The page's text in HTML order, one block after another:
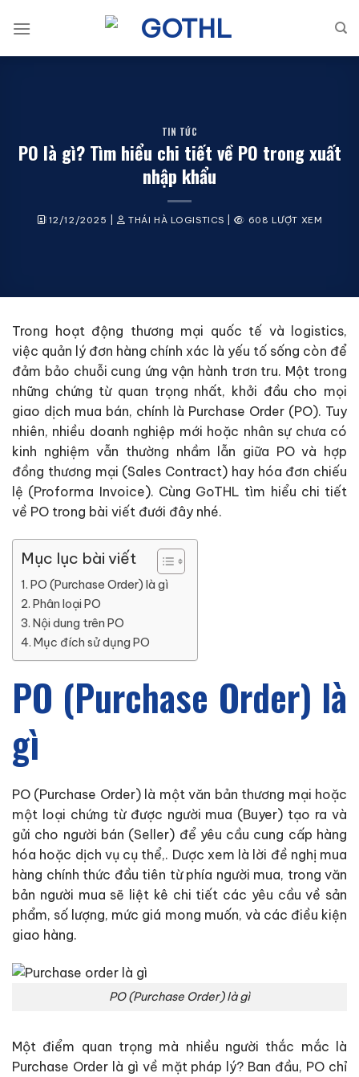
qua
TIN TỨC
PO là gì? Tìm hiểu chi tiết về PO trong xuất
nhập khẩu
12/12/2025 | THÁI HÀ LOGISTICS | 608 LƯỢT XEM
Trong hoạt động thương mại quốc tế và logistics,
việc quản lý đơn hàng chính xác là yếu tố sống còn để
đảm bảo chuỗi cung ứng vận hành trơn tru. Một trong
những chứng từ quan trọng nhất, khởi đầu cho mọi
giao dịch mua bán, chính là Purchase Order (PO). Tuy
nhiên, nhiều doanh nghiệp mới hoặc nhân sự chưa có
kinh nghiệm vẫn thường nhầm lẫn giữa PO và hợp
đồng thương mại (Sales Contract) hay hóa đơn chiếu
lệ (Proforma Invoice). Cùng GoTHL tìm hiểu chi tiết
về PO trong bài viết đưới đây nhé.
Mục lục bài viết
PO (Purchase Order) là gì
Phân loại PO
Nội dung trên PO
Mục đích sử dụng PO
PO (Purchase Order) là
gì
PO (Purchase Order) là một văn bản thương mại hoặc
một loại chứng từ được người mua (Buyer) tạo ra và
gửi cho người bán (Seller) để yêu cầu cung cấp hàng
hóa hoặc dịch vụ cụ thể,. Dược xem là lời đề nghị mua
hàng chính thức đầu tiên từ phía người mua, trong văn
bản người mua sẽ liệt kê chi tiết các yêu cầu về sản
phẩm, số lượng, mức giá mong muốn, và các điều kiện
giao hàng.
PO (Purchase Order) là gì
Một điểm quan trọng mà nhiều người thắc mắc là
Purchase Order là gì về mặt pháp lý? Ban đầu, PO chỉ